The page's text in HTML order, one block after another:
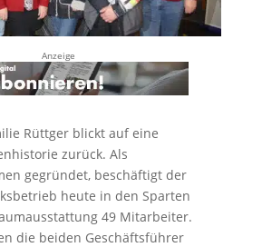
Anzeige
Rüttger blickt auf eine
zurück. Als
gegründet, beschäftigt der
heute in den Sparten
49 Mitarbeiter.
die beiden Geschäftsführer